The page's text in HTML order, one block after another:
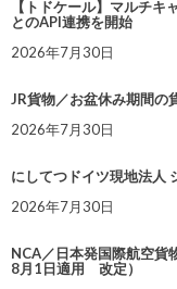
【トドケール】マルチ
とのAPI連携を開始
2026年7月30日
JR貨物／お盆休み期間の
2026年7月30日
にしてつドイツ現地法人
2026年7月30日
NCA／日本発国際航空貨
8月1日適用 改定）